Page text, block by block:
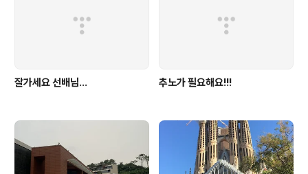
잘가세요 선배님... 추노가 필요해요!!!